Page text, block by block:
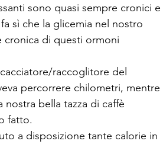
sono quasi sempre cronici e
sì che la glicemia nel nostro
cronica di questi ormoni
raccoglitore del
percorrere chilometri, mentre
bella tazza di caffè
fatto.
a disposizione tante calorie in